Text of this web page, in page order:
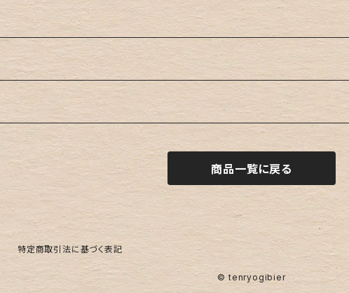
商品一覧に戻る
特定商取引法に基づく表記
© tenryogibier